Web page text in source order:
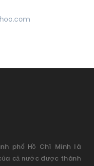
phố Hồ Chí Minh là
cả nước được thành